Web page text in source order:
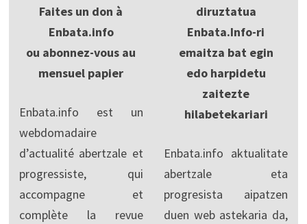
Faites un don à
Enbata.info
ou abonnez-vous au
mensuel papier
Enbata.info est un
webdomadaire
d’actualité abertzale et
progressiste, qui
accompagne et
complète la revue
diruztatua
Enbata.Info-ri
emaitza bat egin
edo harpidetu
zaitezte
hilabetekariari
Enbata.info aktualitate
abertzale eta
progresista aipatzen
duen web astekaria da,